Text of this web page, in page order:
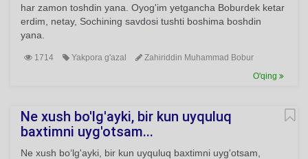
har zamon toshdin yana. Oyog'im yetgancha Boburdek ketar
erdim, netay, Sochining savdosi tushti boshima boshdin
yana.
1714 Yakpora g'azal
Zahiriddin Muhammad Bobur
O'qing
Ne xush bo'lg'ayki, bir kun uyquluq
baxtimni uyg'otsam...
Ne xush bo‘lg'ayki, bir kun uyquluq baxtimni uyg'otsam,